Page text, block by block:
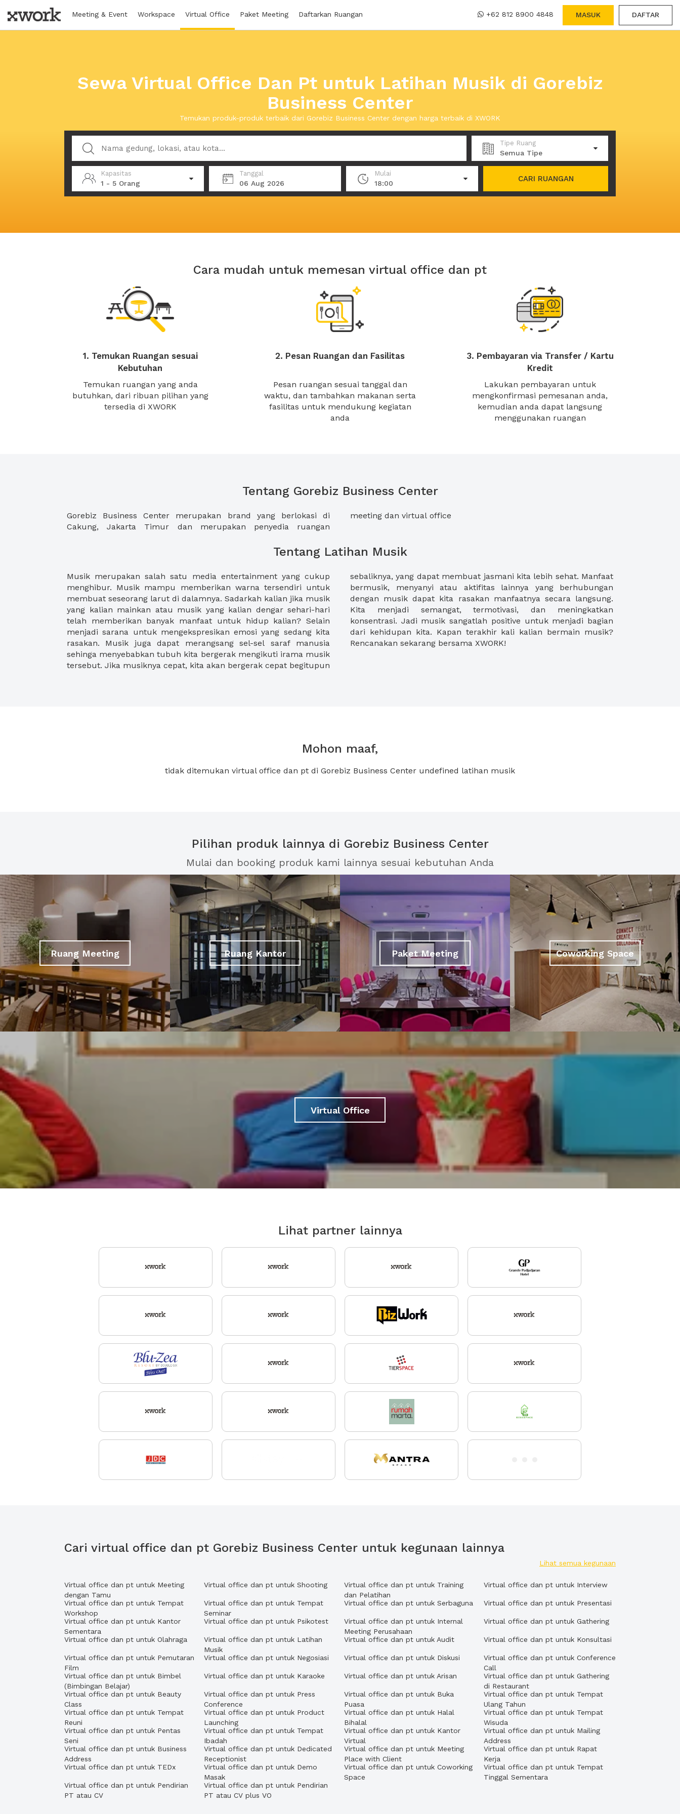
Meeting & Event Workspace Virtual Office Paket Meeting Daftarkan Ruangan +62 812 8900 4848 MASUK DAFTAR
Sewa Virtual Office Dan Pt untuk Latihan Musik di Gorebiz
Business Center
Temukan produk-produk terbaik dari Gorebiz Business Center dengan harga terbaik di XWORK
Tipe Ruang
Semua Tipe
Kapasitas
1 - 5 Orang
Tanggal
06 Aug 2026
Mulai
18:00
CARI RUANGAN
Cara mudah untuk memesan virtual office dan pt
1. Temukan Ruangan sesuai
Kebutuhan
Temukan ruangan yang anda
butuhkan, dari ribuan pilihan yang
tersedia di XWORK
2. Pesan Ruangan dan Fasilitas
Pesan ruangan sesuai tanggal dan
waktu, dan tambahkan makanan serta
fasilitas untuk mendukung kegiatan
anda
3. Pembayaran via Transfer / Kartu
Kredit
Lakukan pembayaran untuk
mengkonfirmasi pemesanan anda,
kemudian anda dapat langsung
menggunakan ruangan
Tentang Gorebiz Business Center
Gorebiz Business Center merupakan brand yang berlokasi di
Cakung, Jakarta Timur dan merupakan penyedia ruangan
meeting dan virtual office
Tentang Latihan Musik
Musik merupakan salah satu media entertainment yang cukup
menghibur. Musik mampu memberikan warna tersendiri untuk
membuat seseorang larut di dalamnya. Sadarkah kalian jika musik
yang kalian mainkan atau musik yang kalian dengar sehari-hari
telah memberikan banyak manfaat untuk hidup kalian? Selain
menjadi sarana untuk mengekspresikan emosi yang sedang kita
rasakan. Musik juga dapat merangsang sel-sel saraf manusia
sehinga menyebabkan tubuh kita bergerak mengikuti irama musik
tersebut. Jika musiknya cepat, kita akan bergerak cepat begitupun
sebaliknya, yang dapat membuat jasmani kita lebih sehat. Manfaat
bermusik, menyanyi atau aktifitas lainnya yang berhubungan
dengan musik dapat kita rasakan manfaatnya secara langsung.
Kita menjadi semangat, termotivasi, dan meningkatkan
konsentrasi. Jadi musik sangatlah positive untuk menjadi bagian
dari kehidupan kita. Kapan terakhir kali kalian bermain musik?
Rencanakan sekarang bersama XWORK!
Mohon maaf,
tidak ditemukan virtual office dan pt di Gorebiz Business Center undefined latihan musik
Pilihan produk lainnya di Gorebiz Business Center
Mulai dan booking produk kami lainnya sesuai kebutuhan Anda
Ruang Meeting Ruang Kantor Paket Meeting Coworking Space
Virtual Office
Lihat partner lainnya
Cari virtual office dan pt Gorebiz Business Center untuk kegunaan lainnya
Lihat semua kegunaan
Virtual office dan pt untuk Meeting
dengan Tamu
Virtual office dan pt untuk Shooting
Virtual office dan pt untuk Training
dan Pelatihan
Virtual office dan pt untuk Interview
Virtual office dan pt untuk Tempat
Workshop
Virtual office dan pt untuk Tempat
Seminar
Virtual office dan pt untuk Serbaguna Virtual office dan pt untuk Presentasi
Virtual office dan pt untuk Kantor
Sementara
Virtual office dan pt untuk Psikotest
Virtual office dan pt untuk Internal
Meeting Perusahaan
Virtual office dan pt untuk Gathering
Virtual office dan pt untuk Olahraga
Virtual office dan pt untuk Latihan
Musik
Virtual office dan pt untuk Audit Virtual office dan pt untuk Konsultasi
Virtual office dan pt untuk Pemutaran
Film
Virtual office dan pt untuk Negosiasi Virtual office dan pt untuk Diskusi
Virtual office dan pt untuk Conference
Call
Virtual office dan pt untuk Bimbel
(Bimbingan Belajar)
Virtual office dan pt untuk Karaoke Virtual office dan pt untuk Arisan
Virtual office dan pt untuk Gathering
di Restaurant
Virtual office dan pt untuk Beauty
Class
Virtual office dan pt untuk Press
Conference
Virtual office dan pt untuk Buka
Puasa
Virtual office dan pt untuk Tempat
Ulang Tahun
Virtual office dan pt untuk Tempat
Reuni
Virtual office dan pt untuk Product
Launching
Virtual office dan pt untuk Halal
Bihalal
Virtual office dan pt untuk Tempat
Wisuda
Virtual office dan pt untuk Pentas
Seni
Virtual office dan pt untuk Tempat
Ibadah
Virtual office dan pt untuk Kantor
Virtual
Virtual office dan pt untuk Mailing
Address
Virtual office dan pt untuk Business
Address
Virtual office dan pt untuk Dedicated
Receptionist
Virtual office dan pt untuk Meeting
Place with Client
Virtual office dan pt untuk Rapat
Kerja
Virtual office dan pt untuk TEDx
Virtual office dan pt untuk Demo
Masak
Virtual office dan pt untuk Coworking
Space
Virtual office dan pt untuk Tempat
Tinggal Sementara
Virtual office dan pt untuk Pendirian
PT atau CV
Virtual office dan pt untuk Pendirian
PT atau CV plus VO